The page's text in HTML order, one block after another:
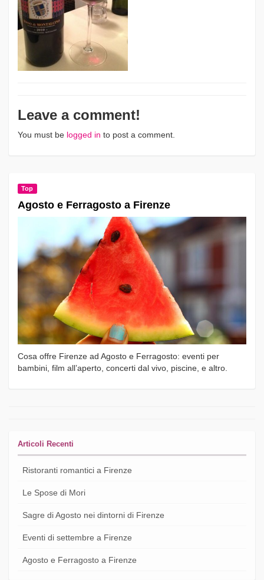
Leave a comment!
You must be logged in to post a comment.
Top
Agosto e Ferragosto a Firenze
Cosa offre Firenze ad Agosto e Ferragosto: eventi per
bambini, film all’aperto, concerti dal vivo, piscine, e altro.
Articoli Recenti
Ristoranti romantici a Firenze
Le Spose di Mori
Sagre di Agosto nei dintorni di Firenze
Eventi di settembre a Firenze
Agosto e Ferragosto a Firenze